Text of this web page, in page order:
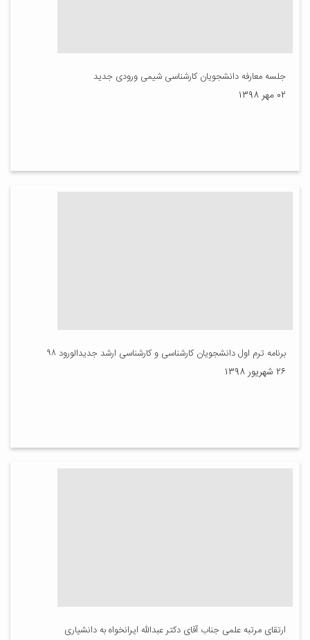
جلسه معارفه دانشجویان کارشناسی شیمی ورودی جدید
۰۲ مهر ۱۳۹۸
برنامه ترم اول دانشجویان کارشناسی و کارشناسی ارشد جدیدالورود ۹۸
۲۶ شهریور ۱۳۹۸
ارتقای مرتبه علمی جناب آقای دکتر عبدالله ایرانخواه به دانشیاری